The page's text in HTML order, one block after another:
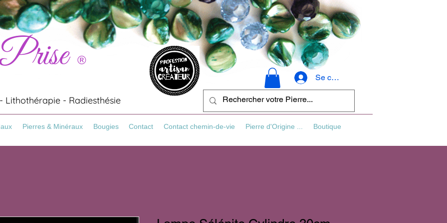
®
Se connecter
Lithothérapie - Radiesthésie
Pierres & Minéraux Bougies Contact Contact chemin-de-vie Pierre d'Origine ... Boutique